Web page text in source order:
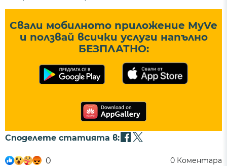
Свали мобилното приложение MyVe
и ползвай всички услуги напълно
БЕЗПЛАТНО:
Споделете статията в:
0 0 Коментара